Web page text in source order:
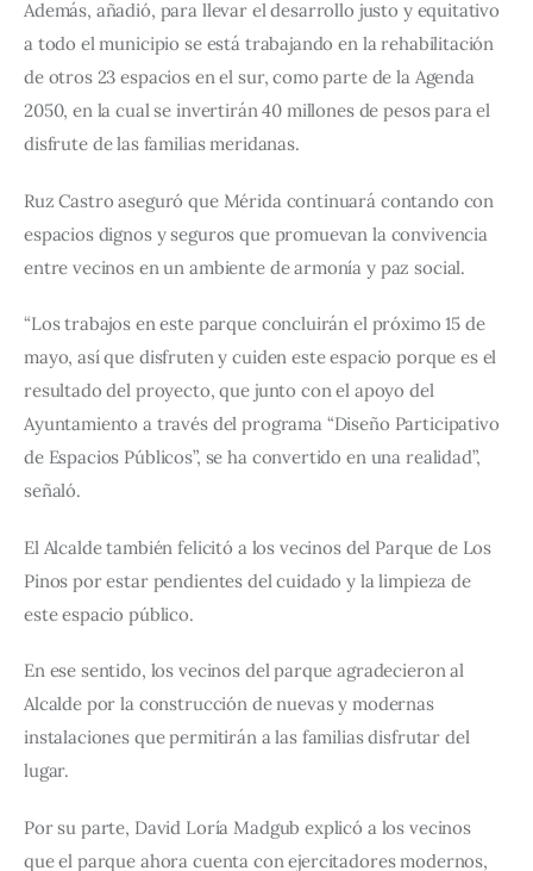
Además, añadió, para llevar el desarrollo justo y equitativo
a todo el municipio se está trabajando en la rehabilitación
de otros 23 espacios en el sur, como parte de la Agenda
2050, en la cual se invertirán 40 millones de pesos para el
disfrute de las familias meridanas.
Ruz Castro aseguró que Mérida continuará contando con
espacios dignos y seguros que promuevan la convivencia
entre vecinos en un ambiente de armonía y paz social.
“Los trabajos en este parque concluirán el próximo 15 de
mayo, así que disfruten y cuiden este espacio porque es el
resultado del proyecto, que junto con el apoyo del
Ayuntamiento a través del programa “Diseño Participativo
de Espacios Públicos”, se ha convertido en una realidad”,
señaló.
El Alcalde también felicitó a los vecinos del Parque de Los
Pinos por estar pendientes del cuidado y la limpieza de
este espacio público.
En ese sentido, los vecinos del parque agradecieron al
Alcalde por la construcción de nuevas y modernas
instalaciones que permitirán a las familias disfrutar del
lugar.
Por su parte, David Loría Madgub explicó a los vecinos
que el parque ahora cuenta con ejercitadores modernos,